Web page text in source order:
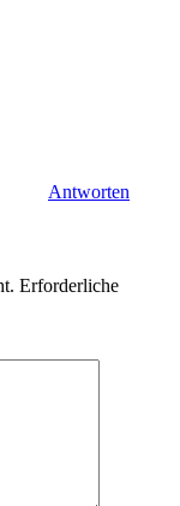
Antworten
Erforderliche